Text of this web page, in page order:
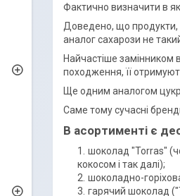
Фактично визначити в
Доведено, що продукти,
аналог сахарози не
Найчастіше замінником
походження, її
Ще одним аналогом
Саме тому сучасні
В асортименті є
шоколад "Torras"
кокосом і так далі);
шоколадно-
гарячий шоколад